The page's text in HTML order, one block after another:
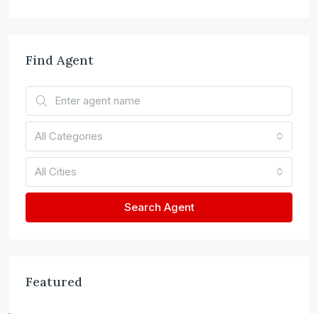
Find Agent
All Categories
All Cities
Search Agent
Featured